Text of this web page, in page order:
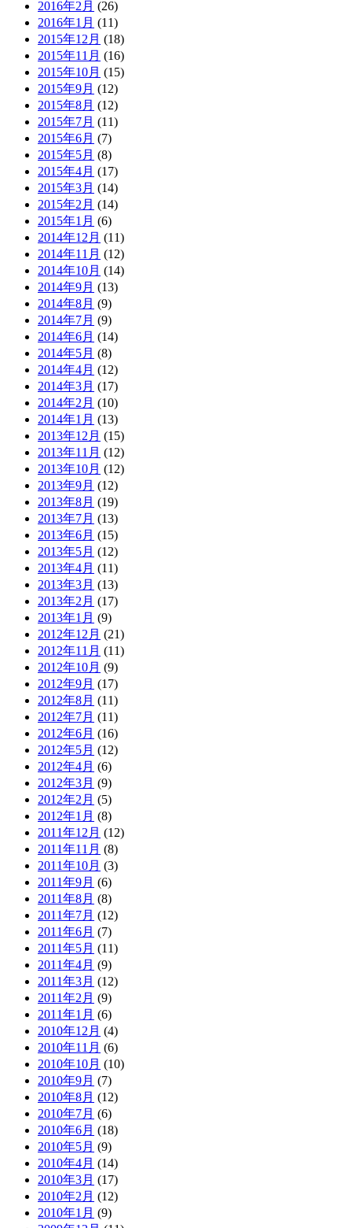
2016年2月 (26)
2016年1月 (11)
2015年12月 (18)
2015年11月 (16)
2015年10月 (15)
2015年9月 (12)
2015年8月 (12)
2015年7月 (11)
2015年6月 (7)
2015年5月 (8)
2015年4月 (17)
2015年3月 (14)
2015年2月 (14)
2015年1月 (6)
2014年12月 (11)
2014年11月 (12)
2014年10月 (14)
2014年9月 (13)
2014年8月 (9)
2014年7月 (9)
2014年6月 (14)
2014年5月 (8)
2014年4月 (12)
2014年3月 (17)
2014年2月 (10)
2014年1月 (13)
2013年12月 (15)
2013年11月 (12)
2013年10月 (12)
2013年9月 (12)
2013年8月 (19)
2013年7月 (13)
2013年6月 (15)
2013年5月 (12)
2013年4月 (11)
2013年3月 (13)
2013年2月 (17)
2013年1月 (9)
2012年12月 (21)
2012年11月 (11)
2012年10月 (9)
2012年9月 (17)
2012年8月 (11)
2012年7月 (11)
2012年6月 (16)
2012年5月 (12)
2012年4月 (6)
2012年3月 (9)
2012年2月 (5)
2012年1月 (8)
2011年12月 (12)
2011年11月 (8)
2011年10月 (3)
2011年9月 (6)
2011年8月 (8)
2011年7月 (12)
2011年6月 (7)
2011年5月 (11)
2011年4月 (9)
2011年3月 (12)
2011年2月 (9)
2011年1月 (6)
2010年12月 (4)
2010年11月 (6)
2010年10月 (10)
2010年9月 (7)
2010年8月 (12)
2010年7月 (6)
2010年6月 (18)
2010年5月 (9)
2010年4月 (14)
2010年3月 (17)
2010年2月 (12)
2010年1月 (9)